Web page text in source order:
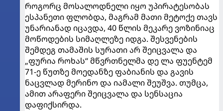
როგორც მოსალოდნელი იყო უპირატესობას
ესპანეთი ფლობდა, მაგრამ მათი მეტოქე თავს
უნარიანად იცავდა, 40 წლის მეკარე ვოზინიაც
მოწოდების სიმაღლეზე იდგა. შესვენების
შემდეგ თამაშის სურათი არ შეიცვალა და
„ფურია როხას“ მწვრთნელმა დე ლა ფუენტემ
71-ე წუთზე მოედანზე ფაბიანის და გავის
ნაცვლად მერინო და იამალი შეუშვა. თუმცა,
ამით არაფერი შეიცვალა და სენსაცია
დაფიქსირდა.